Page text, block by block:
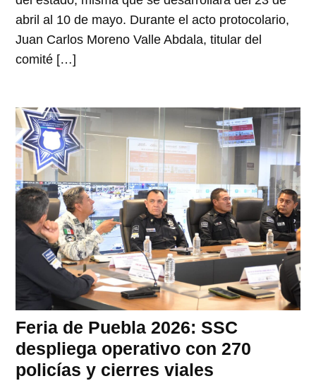
abril al 10 de mayo. Durante el acto protocolario,
Juan Carlos Moreno Valle Abdala, titular del
comité […]
Feria de Puebla 2026: SSC
despliega operativo con 270
policías y cierres viales